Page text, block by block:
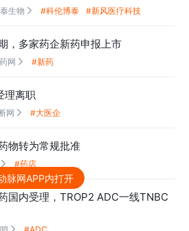
生物  #科伦博泰 #新风医疗科技
，多家药企新药申报上市
网  #新药
理离职
网  #大医企
物转为常规批准
 #药店
国内受理，TROP2 ADC一线TNBC
脉网APP内打开